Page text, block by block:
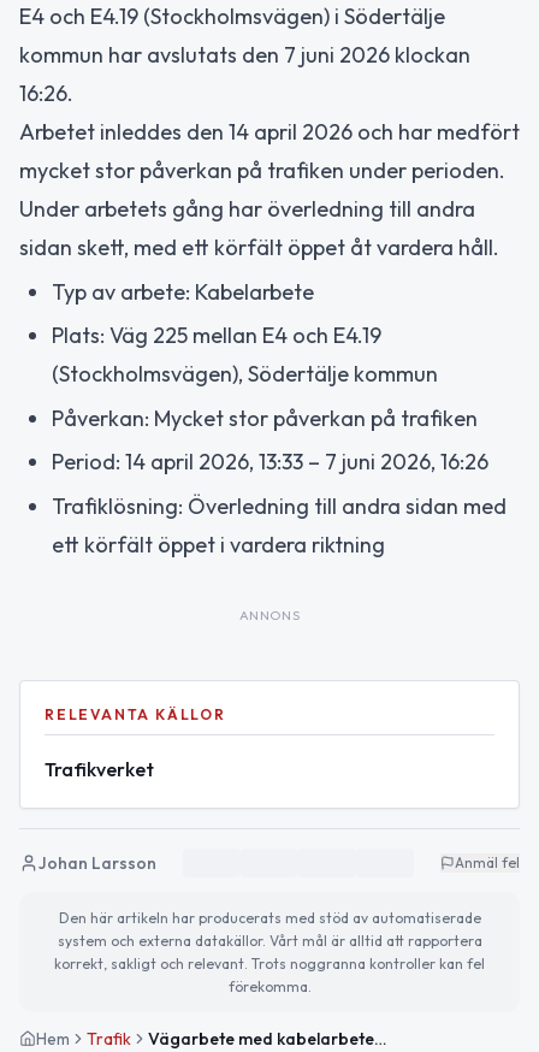
E4 och E4.19 (Stockholmsvägen) i Södertälje
kommun har avslutats den 7 juni 2026 klockan
16:26.
Arbetet inleddes den 14 april 2026 och har medfört
mycket stor påverkan på trafiken under perioden.
Under arbetets gång har överledning till andra
sidan skett, med ett körfält öppet åt vardera håll.
Typ av arbete: Kabelarbete
Plats: Väg 225 mellan E4 och E4.19
(Stockholmsvägen), Södertälje kommun
Påverkan: Mycket stor påverkan på trafiken
Period: 14 april 2026, 13:33 – 7 juni 2026, 16:26
Trafiklösning: Överledning till andra sidan med
ett körfält öppet i vardera riktning
ANNONS
RELEVANTA KÄLLOR
Trafikverket
Johan Larsson Anmäl fel
Den här artikeln har producerats med stöd av automatiserade
system och externa datakällor. Vårt mål är alltid att rapportera
korrekt, sakligt och relevant. Trots noggranna kontroller kan fel
förekomma.
Hem Trafik Vägarbete med kabelarbete på Väg 225 i Södertälje avslutat